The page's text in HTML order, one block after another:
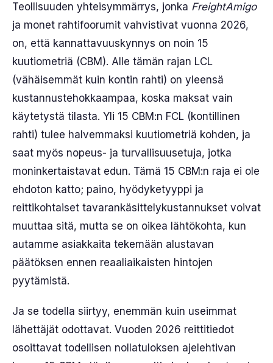
Teollisuuden yhteisymmärrys, jonka FreightAmigo
ja monet rahtifoorumit vahvistivat vuonna 2026,
on, että kannattavuuskynnys on noin 15
kuutiometriä (CBM). Alle tämän rajan LCL
(vähäisemmät kuin kontin rahti) on yleensä
kustannustehokkaampaa, koska maksat vain
käytetystä tilasta. Yli 15 CBM:n FCL (kontillinen
rahti) tulee halvemmaksi kuutiometriä kohden, ja
saat myös nopeus- ja turvallisuusetuja, jotka
moninkertaistavat edun. Tämä 15 CBM:n raja ei ole
ehdoton katto; paino, hyödyketyyppi ja
reittikohtaiset tavarankäsittelykustannukset voivat
muuttaa sitä, mutta se on oikea lähtökohta, kun
autamme asiakkaita tekemään alustavan
päätöksen ennen reaaliaikaisten hintojen
pyytämistä.
Ja se todella siirtyy, enemmän kuin useimmat
lähettäjät odottavat. Vuoden 2026 reittitiedot
osoittavat todellisen nollatuloksen ajelehtivan